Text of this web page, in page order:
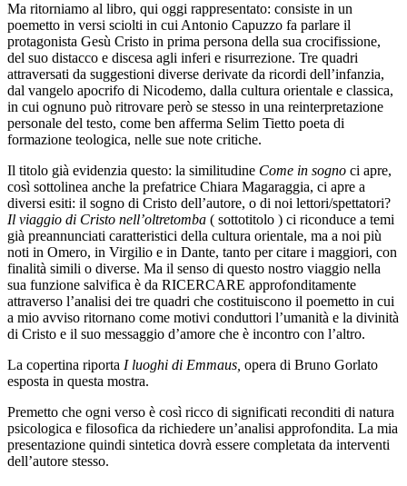
Ma ritorniamo al libro, qui oggi rappresentato: consiste in un
poemetto in versi sciolti in cui Antonio Capuzzo fa parlare il
protagonista Gesù Cristo in prima persona della sua crocifissione,
del suo distacco e discesa agli inferi e risurrezione. Tre quadri
attraversati da suggestioni diverse derivate da ricordi dell’infanzia,
dal vangelo apocrifo di Nicodemo, dalla cultura orientale e classica,
in cui ognuno può ritrovare però se stesso in una reinterpretazione
personale del testo, come ben afferma Selim Tietto poeta di
formazione teologica, nelle sue note critiche.
Il titolo già evidenzia questo: la similitudine Come in sogno ci apre,
così sottolinea anche la prefatrice Chiara Magaraggia, ci apre a
diversi esiti: il sogno di Cristo dell’autore, o di noi lettori/spettatori?
Il viaggio di Cristo nell’oltretomba ( sottotitolo ) ci riconduce a temi
già preannunciati caratteristici della cultura orientale, ma a noi più
noti in Omero, in Virgilio e in Dante, tanto per citare i maggiori, con
finalità simili o diverse. Ma il senso di questo nostro viaggio nella
sua funzione salvifica è da RICERCARE approfonditamente
attraverso l’analisi dei tre quadri che costituiscono il poemetto in cui
a mio avviso ritornano come motivi conduttori l’umanità e la divinità
di Cristo e il suo messaggio d’amore che è incontro con l’altro.
La copertina riporta I luoghi di Emmaus, opera di Bruno Gorlato
esposta in questa mostra.
Premetto che ogni verso è così ricco di significati reconditi di natura
psicologica e filosofica da richiedere un’analisi approfondita. La mia
presentazione quindi sintetica dovrà essere completata da interventi
dell’autore stesso.